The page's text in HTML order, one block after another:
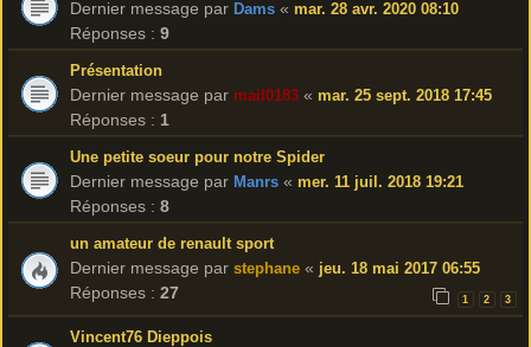
Dernier message par Dams « mar. 28 avr. 2020 08:10
Réponses : 9
Présentation
Dernier message par mail0183 « mar. 25 sept. 2018 17:45
Réponses : 1
Une petite soeur pour notre Spider
Dernier message par Manrs « mer. 11 juil. 2018 19:21
Réponses : 8
un amateur de renault sport
Dernier message par stephane « jeu. 18 mai 2017 06:55
Réponses : 27 1 2 3
Vincent76 Dieppois